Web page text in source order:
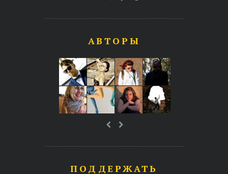
АВТОРЫ
ПОДДЕРЖАТЬ